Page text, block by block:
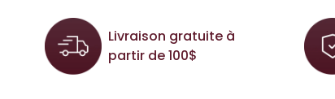
Livraison gratuite à
partir de 100$